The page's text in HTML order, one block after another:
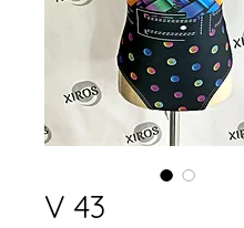
V 43